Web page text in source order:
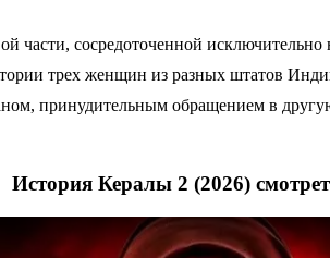
части, сосредоточенной
трех женщин из разных штатов
принудительным обращением в
История Кералы 2 (2026)